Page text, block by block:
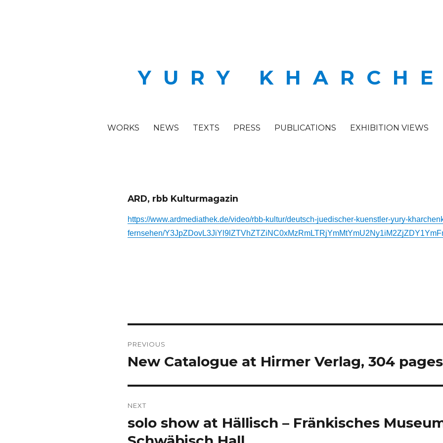
YURY
WORKS NEWS TEXTS PRESS PUBLICATIONS EXHIBITION VIEWS
ARD, rbb Kulturmagazin
https://www.ardmediathek.de/video/rbb-kultur/deutsch-juedischer-kuenstler-yury-
fernsehen/
navigation
PREVIOUS
Previous
New Catalogue at Hirmer Verlag, 304 pages
NEXT
Next
post:
solo show at Hällisch – Fränkisches